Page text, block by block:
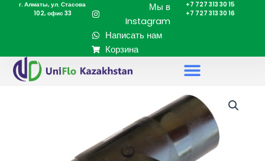
Перейтиг. Алматы, ул. Стасова
102, офис 33
Мы в
Instagram
Написать нам
Корзина
+7 727 313 30 15
+7 727 313 30 16